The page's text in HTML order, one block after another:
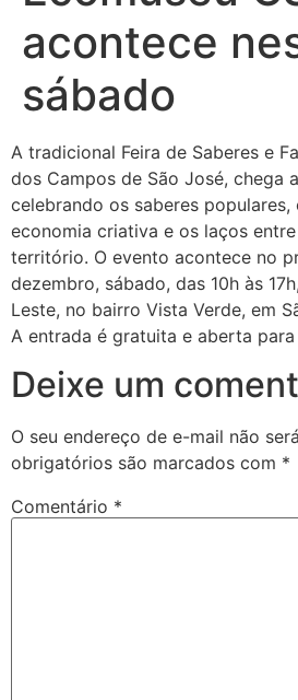
acontece
sábado
A tradicional Feira de Saberes e
dos Campos de São José, chega
celebrando os saberes
economia criativa e os laços
território. O evento acontece no
dezembro, sábado, das 10h às
Leste, no bairro Vista Verde, em
A entrada é gratuita e aberta
Deixe um
O seu endereço de e-mail não
obrigatórios são marcados com *
Comentário *